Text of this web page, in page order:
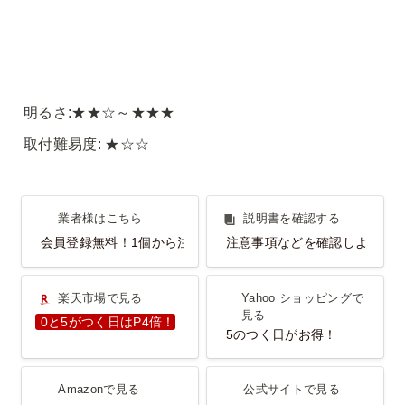
明るさ:★★☆～★★★
取付難易度: ★☆☆
業者様はこちら
業者様はこちら
会員登録無料！1個から注文OK！
説明書を確認する
説明書を確認する
注意事項などを確認しよう！
楽天市場で見る
楽天市場で見る
0と5がつく日はP4倍！
Yahoo ショッピングで見
Yahoo ショッピングで
見る
5のつく日がお得！
Amazonで見る
Amazonで見る
公式サイトで見る
公式サイトで見る